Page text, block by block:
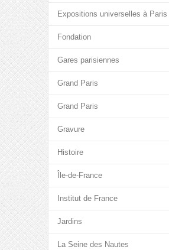
Expositions universelles à Paris
Fondation
Gares parisiennes
Grand Paris
Grand Paris
Gravure
Histoire
Île-de-France
Institut de France
Jardins
La Seine des Nautes